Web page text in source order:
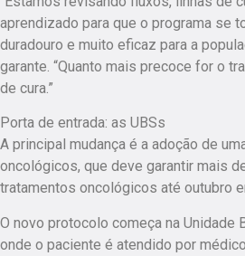
aprendizado para que o programa se
duradouro e muito eficaz para a
garante. “Quanto mais precoce for o
de cura.”
Porta de entrada: as UBSs
A principal mudança é a adoção de
oncológicos, que deve garantir mais
tratamentos oncológicos até outubro
O novo protocolo começa na Unidade
onde o paciente é atendido por